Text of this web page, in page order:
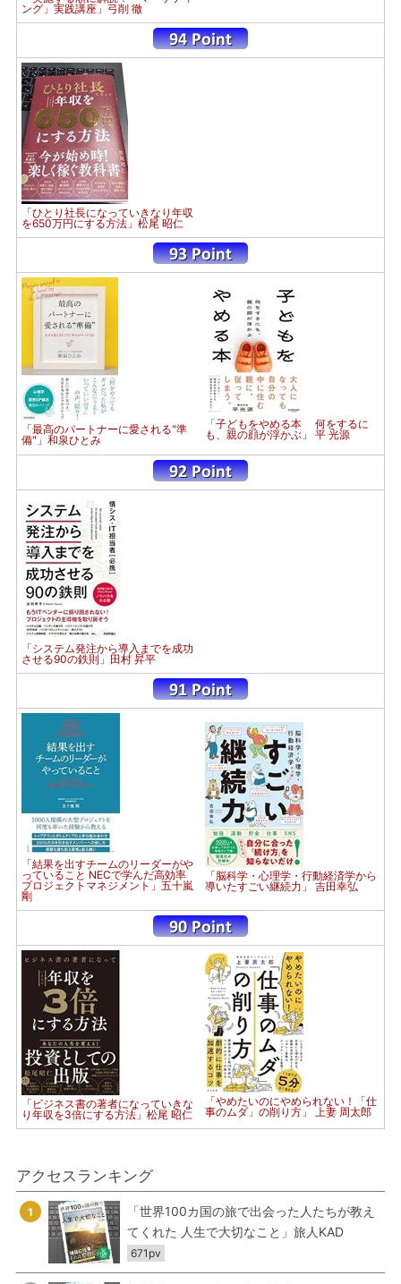
ング」実践講座」弓削 徹
「ひとり社長になっていきなり年収
を650万円にする方法」松尾 昭仁
「最高のパートナーに愛される"準
備"」和泉ひとみ
「子どもをやめる本 何をするに
も、親の顔が浮かぶ」 平 光源
「システム発注から導入までを成功
させる90の鉄則」田村 昇平
「結果を出すチームのリーダーがや
っていること NECで学んだ高効率
プロジェクトマネジメント」五十嵐
剛
「脳科学・心理学・行動経済学から
導いたすごい継続力」 吉田幸弘
「ビジネス書の著者になっていきな
り年収を3倍にする方法」松尾 昭仁
「やめたいのにやめられない！「仕
事のムダ」の削り方」 上妻 周太郎
アクセスランキング
1
「世界100カ国の旅で出会った人たちが教え
てくれた 人生で大切なこと」旅人KAD
671pv